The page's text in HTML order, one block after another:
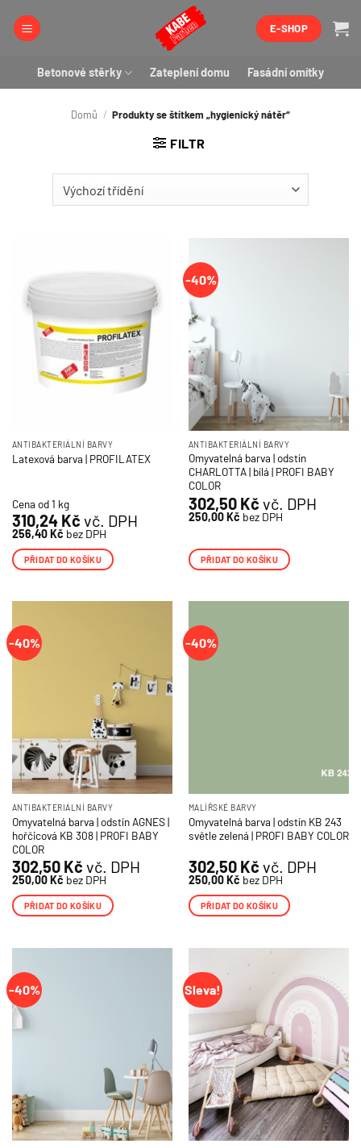
E-SHOP
Betonové stěrky Zateplení domu Fasádní omítky
Domů / Produkty se štítkem „hygienický nátěr“
FILTR
ANTIBAKTERIÁLNÍ BARVY
Latexová barva | PROFILATEX
Cena od 1 kg
310,24 Kč vč. DPH
256,40Kč bez DPH
PŘIDAT DO KOŠÍKU
-40%
ANTIBAKTERIÁLNÍ BARVY
Omyvatelná barva | odstín
CHARLOTTA | bílá | PROFI BABY
COLOR
302,50 Kč vč. DPH
250,00Kč bez DPH
PŘIDAT DO KOŠÍKU
-40%
ANTIBAKTERIÁLNÍ BARVY
Omyvatelná barva | odstín AGNES |
hořčicová KB 308 | PROFI BABY
COLOR
302,50 Kč vč. DPH
250,00Kč bez DPH
PŘIDAT DO KOŠÍKU
-40%
MALÍŘSKÉ BARVY
Omyvatelná barva | odstín KB 243
světle zelená | PROFI BABY COLOR
302,50 Kč vč. DPH
250,00Kč bez DPH
PŘIDAT DO KOŠÍKU
-40% Sleva!